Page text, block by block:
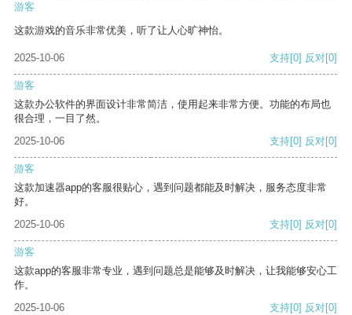
游客
这款游戏的音乐非常优美，听了让人心旷神怡。
2025-10-06 支持[0] 反对[0]
游客
这款办公软件的界面设计非常简洁，使用起来非常方便。功能的布局也
很合理，一目了然。
2025-10-06
支持[0] 反对[0]
游客
这款加速器app的客服很贴心，遇到问题都能及时解决，服务态度非常
好。
2025-10-06
支持[0] 反对[0]
游客
这款app的客服非常专业，遇到问题总是能够及时解决，让我能够安心工
作。
2025-10-06
支持[0] 反对[0]